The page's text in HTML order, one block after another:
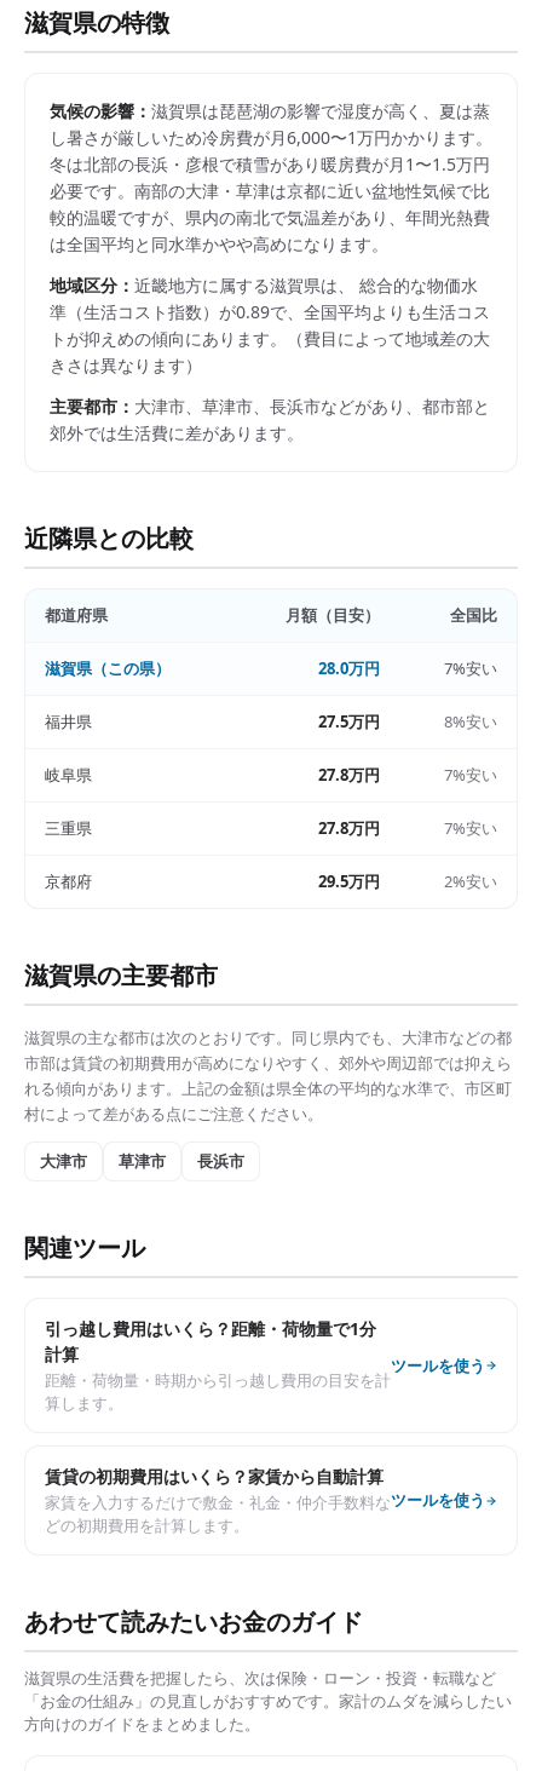
滋賀県の特徴
気候の影響： 滋賀県は琵琶湖の影響で湿度が高く、夏は蒸
し暑さが厳しいため冷房費が月6,000〜1万円かかります。
冬は北部の長浜・彦根で積雪があり暖房費が月1〜1.5万円
必要です。南部の大津・草津は京都に近い盆地性気候で比
較的温暖ですが、県内の南北で気温差があり、年間光熱費
は全国平均と同水準かやや高めになります。
地域区分： 近畿地方に属する滋賀県は、 総合的な物価水
準（生活コスト指数）が0.89で、 全国平均よりも生活コス
トが抑えめの傾向にあります。
（費目によって地域差の大
きさは異なります）
主要都市： 大津市、草津市、長浜市などがあり、都市部と
郊外では生活費に差があります。
近隣県との比較
都道府県 月額（目安） 全国比
滋賀県（この県） 28.0万円 7%安い
福井県 27.5万円 8%安い
岐阜県 27.8万円 7%安い
三重県 27.8万円 7%安い
京都府 29.5万円 2%安い
滋賀県の主要都市
滋賀県の主な都市は次のとおりです。同じ県内でも、 大津市などの都
市部は賃貸の初期費用が高めになりやすく、郊外や周辺部では抑えら
れる傾向があります。上記の金額は県全体の平均的な水準で、市区町
村によって差がある点にご注意ください。
大津市 草津市 長浜市
関連ツール
引っ越し費用はいくら？距離・荷物量で1分
計算
距離・荷物量・時期から引っ越し費用の目安を計
算します。
ツールを使う
賃貸の初期費用はいくら？家賃から自動計算
家賃を入力するだけで敷金・礼金・仲介手数料な
どの初期費用を計算します。
ツールを使う
あわせて読みたいお金のガイド
滋賀県の生活費を把握したら、次は保険・ローン・投資・転職など
「お金の仕組み」の見直しがおすすめです。家計のムダを減らしたい
方向けのガイドをまとめました。